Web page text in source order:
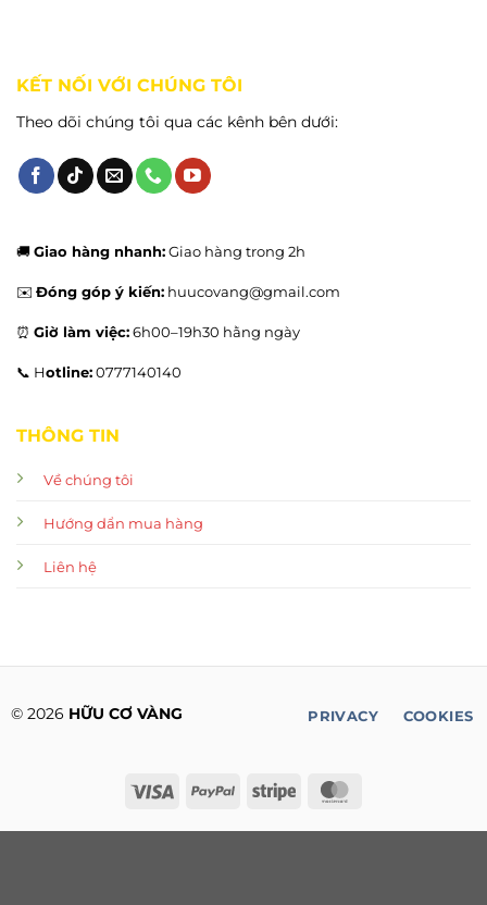
🚚Giao hàng nhanh:Giao hàng trong 2h
✉️ Đóng góp ý kiến: huucovang@gmail.com
⏰ Giờ làm việc:6h00–19h30 hằng ngày
📞 Hotline:0777140140
THÔNG TIN
Về chúng tôi
Hướng dẩn mua hàng
Liên hệ
KẾT NỐI VỚI CHÚNG TÔI
Theo dõi chúng tôi qua các kênh bên dưới:
© 2026 HỮU CƠ VÀNG PRIVACY COOKIES